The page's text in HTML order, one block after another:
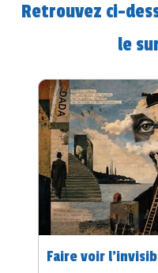
Retrouvez ci-
le
Faire voir